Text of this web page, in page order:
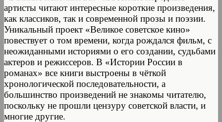
артисты читают интересные короткие произведения,
как классиков, так и современной прозы и поэзии.
Уникальный проект «Великое советское кино»
повествует о том времени, когда рождался фильм, с
неожиданными историями о его создании, судьбами
актеров и режиссеров. В «Истории России в
романах» все книги выстроены в чёткой
хронологической последовательности, а
большинство произведений не знакомы читателю,
поскольку не прошли цензуру советской власти, и
многие другие.